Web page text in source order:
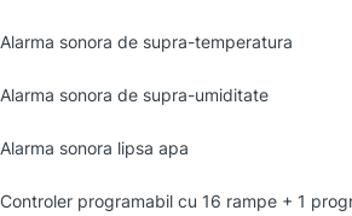
Alarma sonora de supra-temperatura
Alarma sonora de supra-umiditate
Alarma sonora lipsa apa
Controler programabil cu 16 rampe + 1